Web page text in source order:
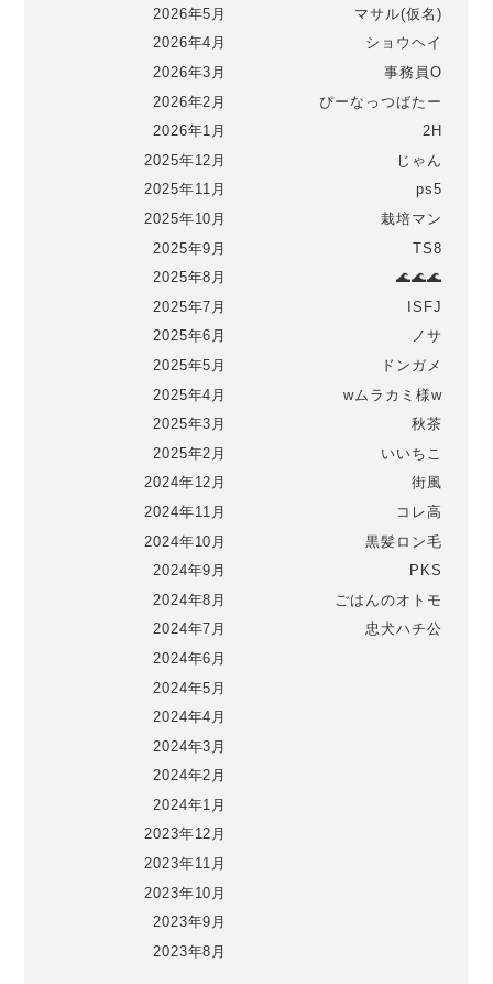
2026年5月
2026年4月
2026年3月
2026年2月
2026年1月
2025年12月
2025年11月
2025年10月
2025年9月
2025年8月
2025年7月
2025年6月
2025年5月
2025年4月
2025年3月
2025年2月
2024年12月
2024年11月
2024年10月
2024年9月
2024年8月
2024年7月
2024年6月
2024年5月
2024年4月
2024年3月
2024年2月
2024年1月
2023年12月
2023年11月
2023年10月
2023年9月
2023年8月
マサル(仮名)
ショウヘイ
事務員O
ぴーなっつばたー
2H
じゃん
ps5
栽培マン
TS8
🌊🌊🌊
ISFJ
ノサ
ドンガメ
wムラカミ様w
秋茶
いいちこ
街風
コレ高
黒髪ロン毛
PKS
ごはんのオトモ
忠犬ハチ公